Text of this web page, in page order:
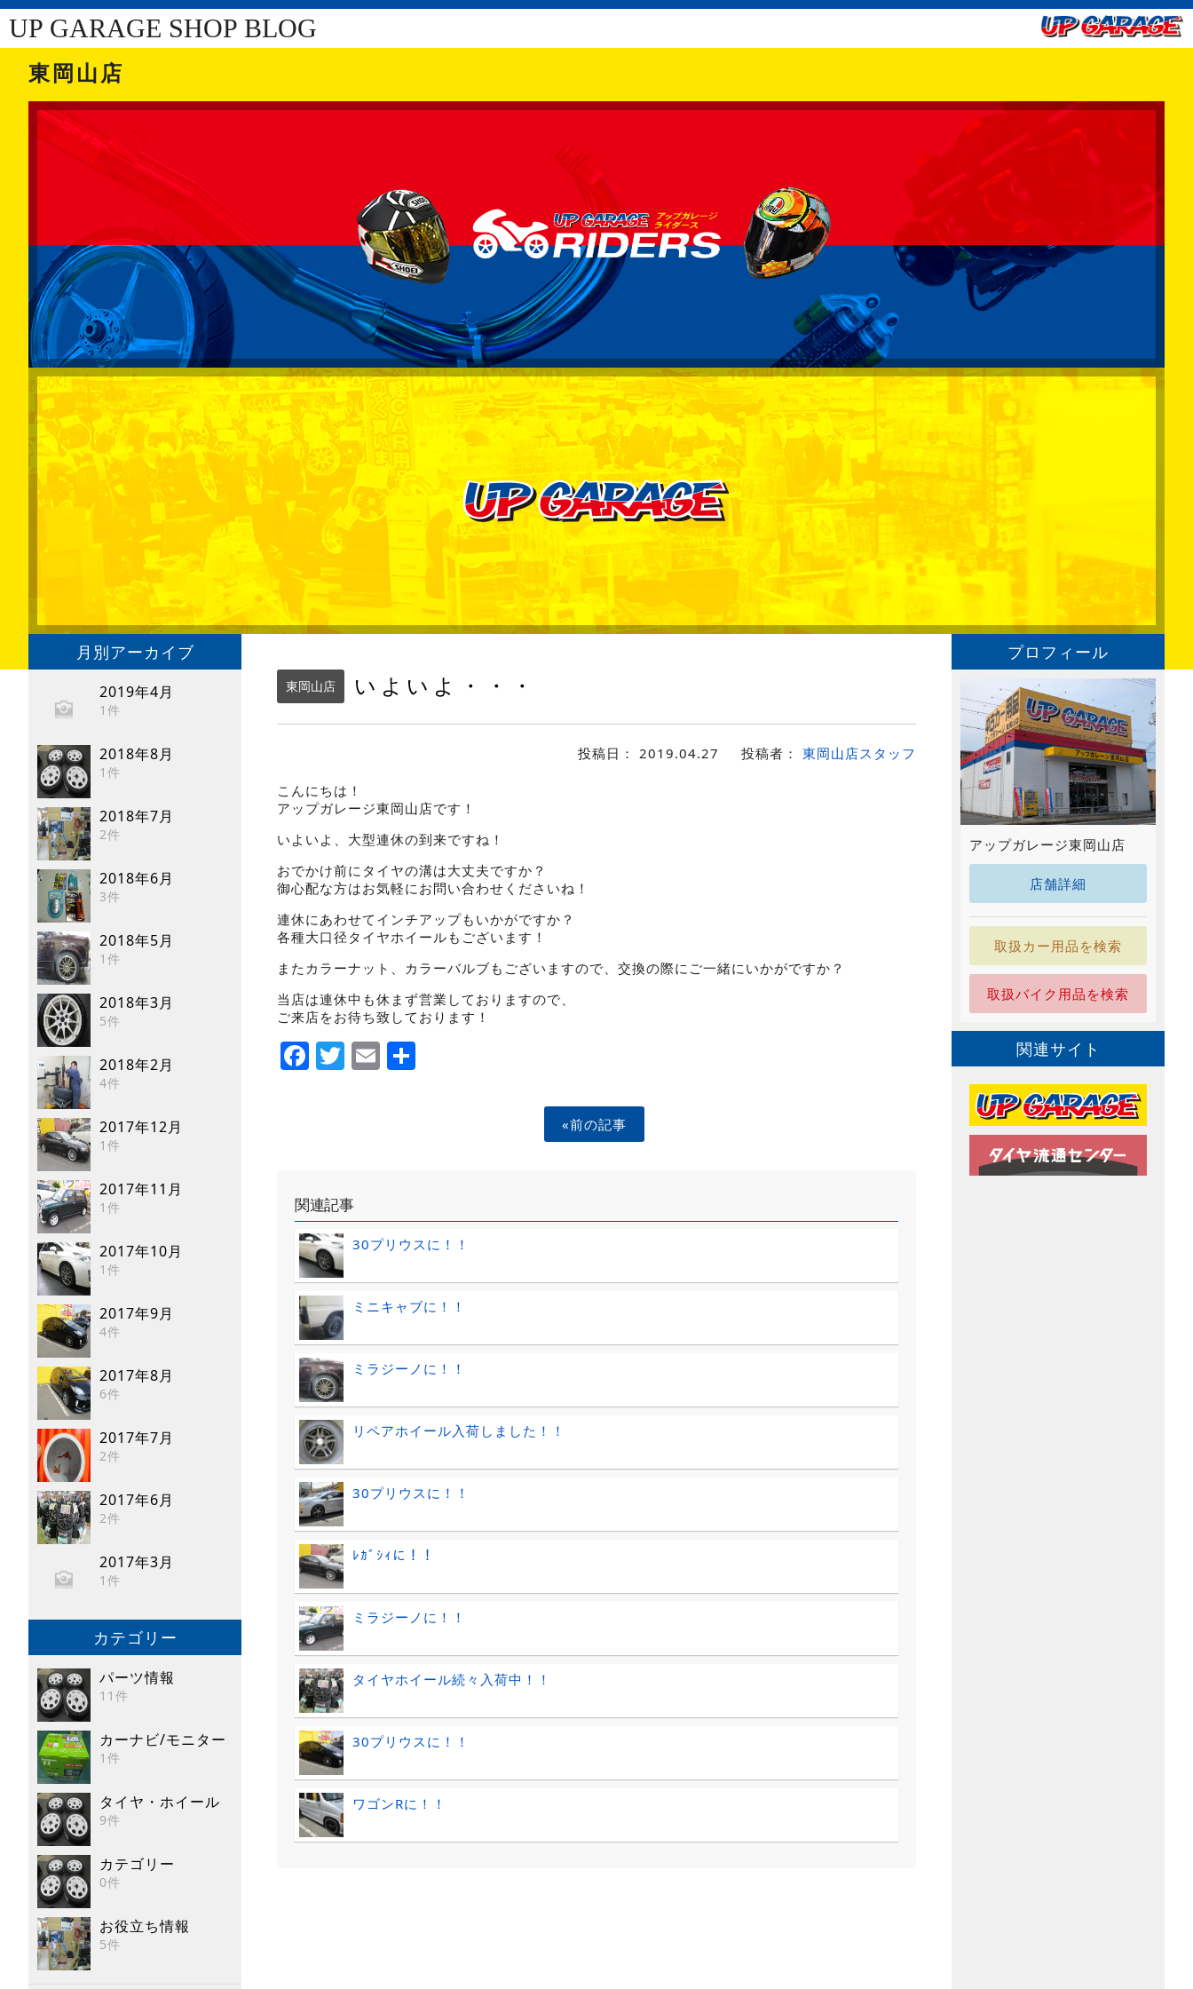
UP GARAGE SHOP BLOG
東岡山店
月別アーカイブ
2019年4月
1件
2018年8月
1件
2018年7月
2件
2018年6月
3件
2018年5月
1件
2018年3月
5件
2018年2月
4件
2017年12月
1件
2017年11月
1件
2017年10月
1件
2017年9月
4件
2017年8月
6件
2017年7月
2件
2017年6月
2件
2017年3月
1件
カテゴリー
パーツ情報
11件
カーナビ/モニター
1件
タイヤ・ホイール
9件
カテゴリー
0件
お役立ち情報
5件
東岡山店 いよいよ・・・
投稿日： 2019.04.27 投稿者： 東岡山店スタッフ
こんにちは！
アップガレージ東岡山店です！
いよいよ、大型連休の到来ですね！
おでかけ前にタイヤの溝は大丈夫ですか？
御心配な方はお気軽にお問い合わせくださいね！
連休にあわせてインチアップもいかがですか？
各種大口径タイヤホイールもございます！
またカラーナット、カラーバルブもございますので、交換の際にご一緒にいかがですか？
当店は連休中も休まず営業しておりますので、
ご来店をお待ち致しております！
Facebook
Twitter
Email
«前の記事
関連記事
30プリウスに！！
ミニキャブに！！
ミラジーノに！！
リペアホイール入荷しました！！
30プリウスに！！
ﾚｶﾞｼｨに！！
ミラジーノに！！
タイヤホイール続々入荷中！！
30プリウスに！！
ワゴンRに！！
プロフィール
アップガレージ東岡山店
店舗詳細
取扱カー用品を検索
取扱バイク用品を検索
関連サイト